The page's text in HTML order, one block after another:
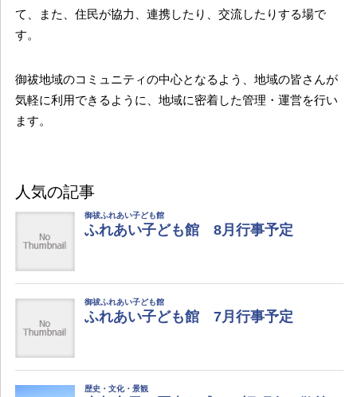
て、また、住民が協力、連携したり、交流したりする場で
す。
御祓地域のコミュニティの中心となるよう、地域の皆さんが
気軽に利用できるように、地域に密着した管理・運営を行い
ます。
人気の記事